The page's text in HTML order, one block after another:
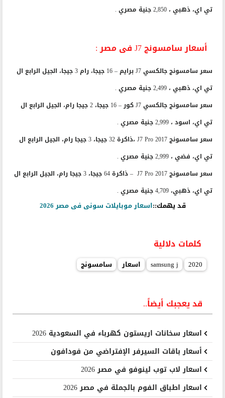
تي اي، ذهبي ، 2,850 جنية مصري .
أسعار سامسونج J7 فى مصر :
سعر سامسونج جالكسي J7 برايم – 16 جيجا، رام 3 جيجا، الجيل الرابع ال
تي اي، ذهبي ، 2,499 جنية مصري .
سعر سامسونج جالكسي J7 كور – 16 جيجا، 2 جيجا رام، الجيل الرابع ال
تي اي، اسود ، 2,999 جنية مصري .
سعر سامسونج J7 Pro 2017 ،ذاكرة 32 جيجا، 3 جيجا رام، الجيل الرابع ال
تي اي، فضي ، 2,999 جنية مصري .
سعر سامسونج J7 Pro 2017 – ذاكرة 64 جيجا، 3 جيجا رام، الجيل الرابع ال
تي اي، ذهبي، 4,709 جنية مصري .
قد يهمك::اسعار موبايلات سونى فى مصر 2026
كلمات دلالية
2020
samsung j اسعار سامسونج
قد يعجبك أيضاً..
اسعار سخانات اريستون كهرباء في السعودية 2026
أسعار باقات السيرفر الإفتراضي من فودافون
اسعار لاب توب لينوفو في مصر 2026
اسعار اطباق الفوم بالجملة في مصر 2026